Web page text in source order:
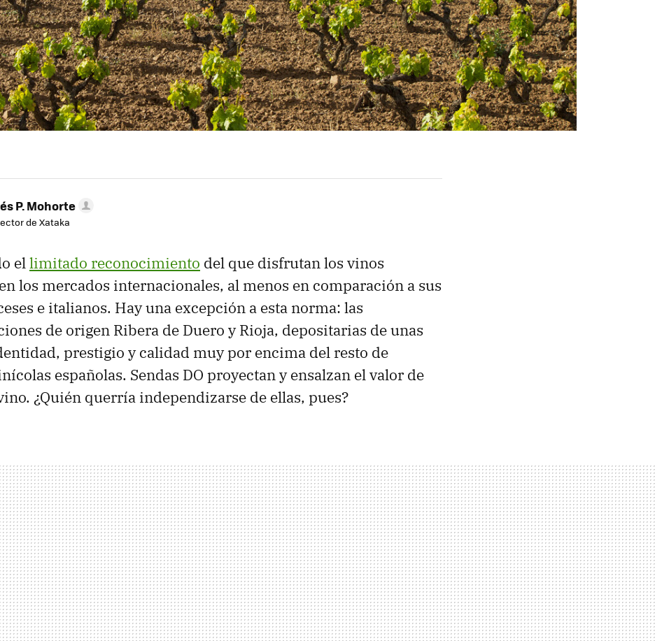
P. Mohorte
de Xataka
ellimitado reconocimiento del que disfrutan los vinos
los mercados internacionales, al menos en comparación a sus
e italianos. Hay una excepción a esta norma: las
de origen Ribera de Duero y Rioja, depositarias de unas
prestigio y calidad muy por encima del resto de
españolas. Sendas DO proyectan y ensalzan el valor de
¿Quién querría independizarse de ellas, pues?